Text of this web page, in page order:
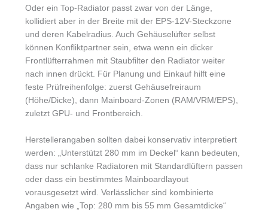
Oder ein Top-Radiator passt zwar von der Länge,
kollidiert aber in der Breite mit der EPS-12V-Steckzone
und deren Kabelradius. Auch Gehäuselüfter selbst
können Konfliktpartner sein, etwa wenn ein dicker
Frontlüfterrahmen mit Staubfilter den Radiator weiter
nach innen drückt. Für Planung und Einkauf hilft eine
feste Prüfreihenfolge: zuerst Gehäusefreiraum
(Höhe/Dicke), dann Mainboard-Zonen (RAM/VRM/EPS),
zuletzt GPU- und Frontbereich.
Herstellerangaben sollten dabei konservativ interpretiert
werden: „Unterstützt 280 mm im Deckel“ kann bedeuten,
dass nur schlanke Radiatoren mit Standardlüftern passen
oder dass ein bestimmtes Mainboardlayout
vorausgesetzt wird. Verlässlicher sind kombinierte
Angaben wie „Top: 280 mm bis 55 mm Gesamtdicke“